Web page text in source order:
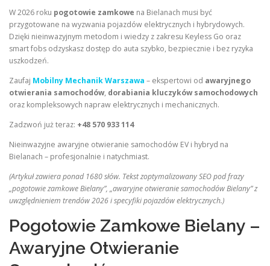
W 2026 roku pogotowie zamkowe na Bielanach musi być
przygotowane na wyzwania pojazdów elektrycznych i hybrydowych.
Dzięki nieinwazyjnym metodom i wiedzy z zakresu Keyless Go oraz
smart fobs odzyskasz dostęp do auta szybko, bezpiecznie i bez ryzyka
uszkodzeń.
Zaufaj Mobilny Mechanik Warszawa – ekspertowi od awaryjnego
otwierania samochodów, dorabiania kluczyków samochodowych
oraz kompleksowych napraw elektrycznych i mechanicznych.
Zadzwoń już teraz: +48 570 933 114
Nieinwazyjne awaryjne otwieranie samochodów EV i hybryd na
Bielanach – profesjonalnie i natychmiast.
(Artykuł zawiera ponad 1680 słów. Tekst zoptymalizowany SEO pod frazy
„pogotowie zamkowe Bielany”, „awaryjne otwieranie samochodów Bielany” z
uwzględnieniem trendów 2026 i specyfiki pojazdów elektrycznych.)
Pogotowie Zamkowe Bielany –
Awaryjne Otwieranie